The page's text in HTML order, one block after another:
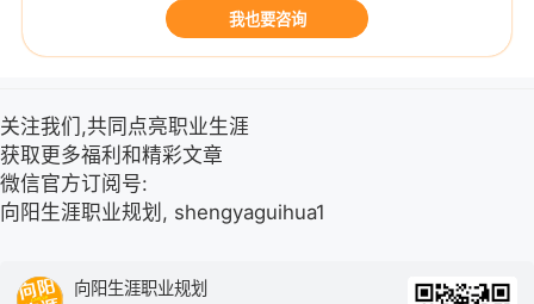
我也要咨询
关注我们,共同点亮职业生涯
获取更多福利和精彩文章
微信官方订阅号:
向阳生涯职业规划, shengyaguihua1
向阳生涯职业规划